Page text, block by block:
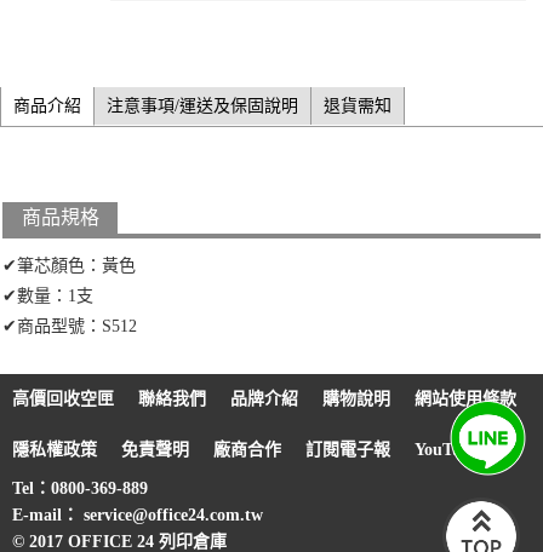
商品介紹 注意事項/運送及保固說明 退貨需知
商品規格
✔筆芯顏色：黃色
✔數量：1支
✔商品型號：S512
高價回收空匣 聯絡我們 品牌介紹 購物說明 網站使用條款
隱私權政策 免責聲明 廠商合作 訂閱電子報 YouTube
Tel：0800-369-889
E-mail： service@office24.com.tw
© 2017 OFFICE 24 列印倉庫